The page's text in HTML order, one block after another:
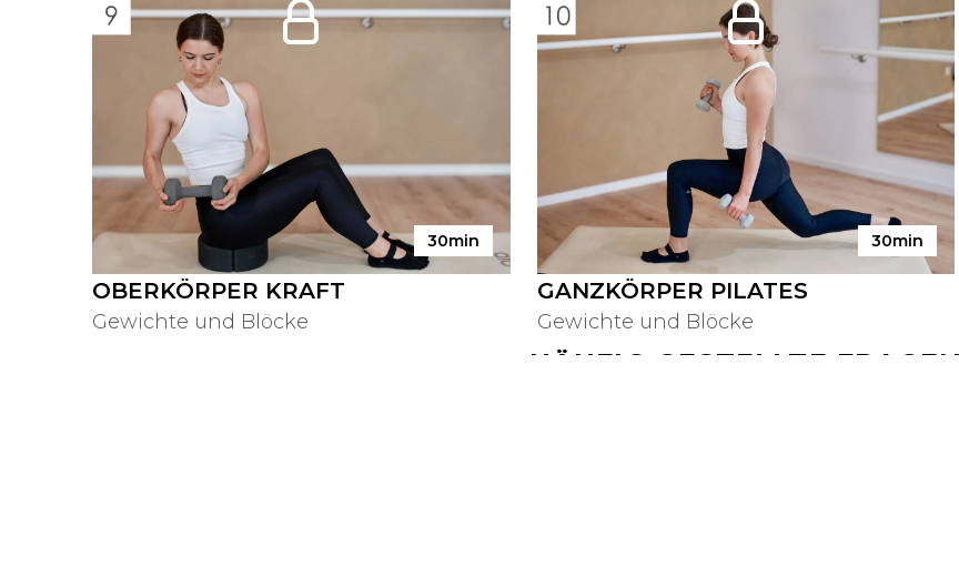
30min
OBERKÖRPER KRAFT
Gewichte und Blöcke
30min
GANZKÖRPER PILATES
Gewichte und Blöcke
HÄUFIG GESTELLTE FRAGEN